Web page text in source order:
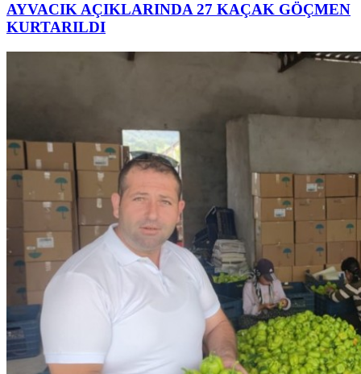
AYVACIK AÇIKLARINDA 27 KAÇAK GÖÇMEN
KURTARILDI